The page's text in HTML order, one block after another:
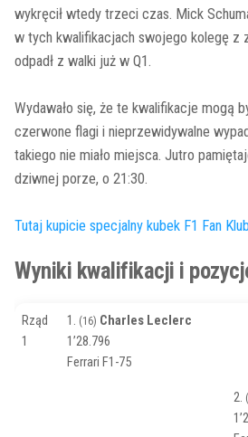
wykręcił wtedy trzeci czas. Mick
w tych kwalifikacjach swojego kolegę z
odpadł z walki już w Q1.
Wydawało się, że te kwalifikacje mogą
czerwone flagi i nieprzewidywalne
takiego nie miało miejsca. Jutro
dziwnej porze, o 21:30.
Tutaj kupicie specjalny kubek F1 Fan
Wyniki kwalifikacji i
Rząd
1
1. (16) Charles Leclerc
1’28.796
Ferrari F1-75
2.